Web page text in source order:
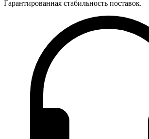
Гарантированная стабильность поставок.